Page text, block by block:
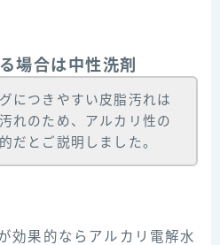
場合は中性洗剤
につきやすい皮脂汚れは
れのため、アルカリ性の
だとご説明しました。
効果的ならアルカリ電解水